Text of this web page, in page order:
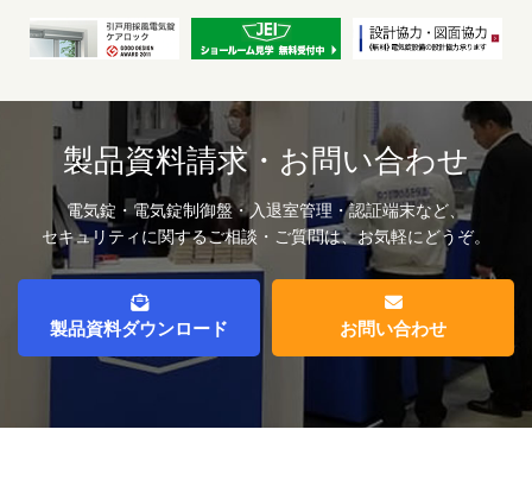
製品資料請求・お問い合わせ
電気錠・電気錠制御盤・入退室管理・認証端末など、
セキュリティに関するご相談・ご質問は、お気軽にどうぞ。
製品資料ダウンロード お問い合わせ